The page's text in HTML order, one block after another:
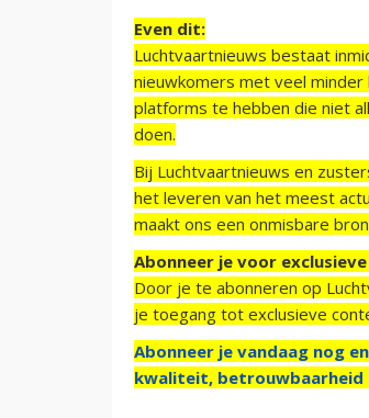
Even dit:
Luchtvaartnieuws bestaat
nieuwkomers met veel
platforms te hebben die niet
doen.
Bij Luchtvaartnieuws en
het leveren van het meest
maakt ons een onmisbare
Abonneer je voor
Door je te abonneren op
je toegang tot exclusieve
Abonneer je vandaag nog
kwaliteit, betrouwbaarheid